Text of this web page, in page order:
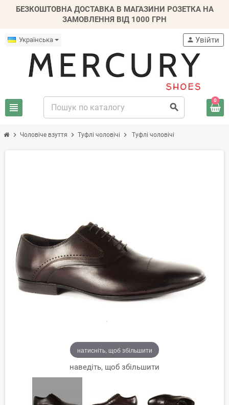
БЕЗКОШТОВНА ДОСТАВКА В МАГАЗИНИ РОЗЕТКА НА
ЗАМОВЛЕННЯ ВІД 1000 ГРН
Українська
view_headline search
person Увійти
0
chevron_right Чоловіче взуття chevron_right Туфлі чоловічі chevron_right Туфлі чоловічі
натисніть, щоб збільшити
наведіть, щоб збільшити